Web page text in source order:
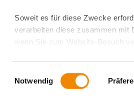
Soweit es für diese Zwecke
verarbeiten diese zusammen mit
wenn Sie zum Website-Besuch
zusätzlichen Risiken für Ihre
Einwilligungsauswahl
Notwendig